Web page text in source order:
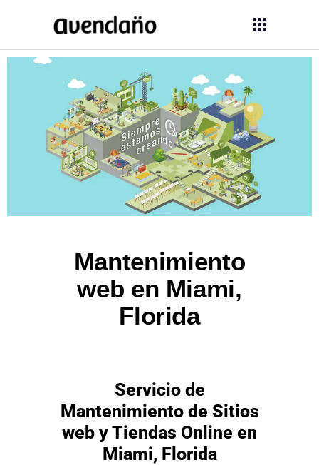
Mantenimiento
web en Miami,
Florida
Servicio de
Mantenimiento de Sitios
web y Tiendas Online en
Miami, Florida